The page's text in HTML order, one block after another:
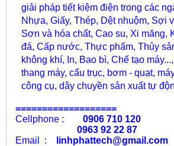
giải pháp tiết kiệm điện trong các
Nhựa, Giấy, Thép, Dệt nhuộm, Sợi
Sơn và hóa chất, Cao su, Xi măng,
đá, Cấp nước, Thực phẩm, Thủy
không khí, In, Bao bì, Chế tạo
thang máy, cẩu trục, bơm - quạt,
công cụ, dây chuyền sản xuất tự
===================
Cellphone : 0906 710 120
0963 92 22 87
Email :
linhphattech@gmail.com